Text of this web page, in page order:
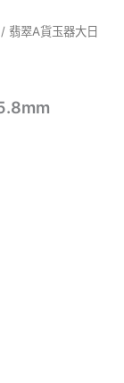
/ 翡翠A貨玉器大日